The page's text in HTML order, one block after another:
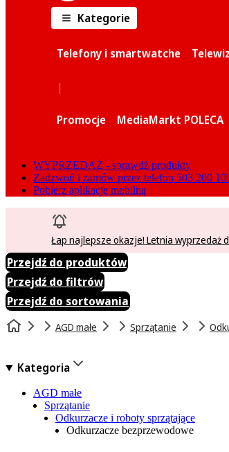
Kategorie
Telefony i smartwatche
|
Promocje MediaMarkt POLECA
WYPRZEDAŻ - sprawdź produkty
Zadzwoń i zamów przez telefon 503 200
Pobierz aplikację mobilną
Łap najlepsze okazje! Letnia wyprzedaż
Przejdź do produktów
Przejdź do filtrów
Przejdź do sortowania
AGD małe Sprzątanie
Kategoria
AGD małe
Sprzątanie
Odkurzacze i roboty sprzątające
Odkurzacze bezprzewodowe